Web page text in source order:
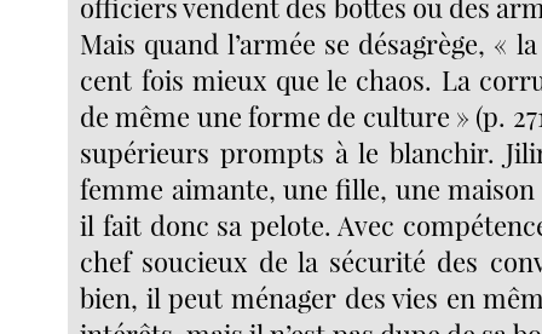
officiers vendent des bottes ou des
Mais quand l’armée se désagrège, «
cent fois mieux que le chaos. La
de même une forme de culture » (p.
supérieurs prompts à le blanchir.
femme aimante, une fille, une
il fait donc sa pelote. Avec
chef soucieux de la sécurité des
bien, il peut ménager des vies en